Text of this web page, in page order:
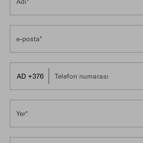
e-posta*
Telefon numarası
Yer*